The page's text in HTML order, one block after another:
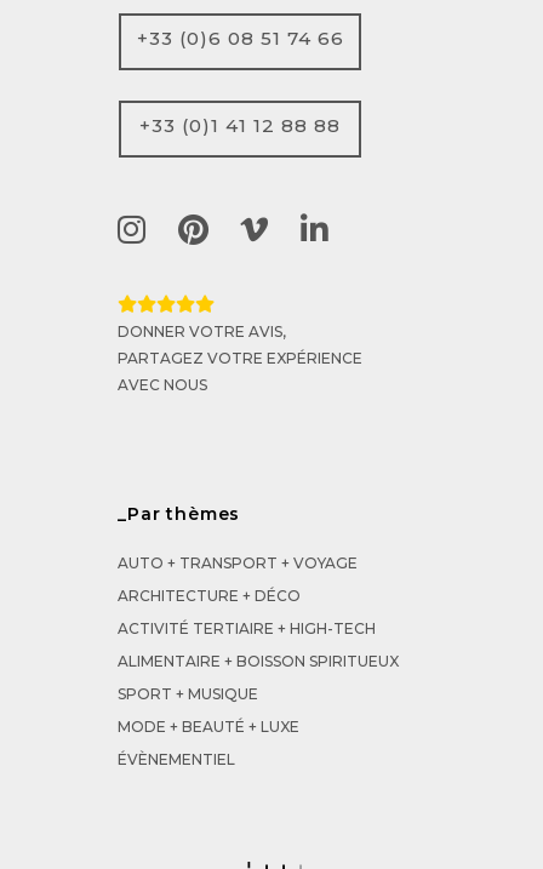
+33 (0)6 08 51 74 66
+33 (0)1 41 12 88 88
DONNER VOTRE AVIS,
PARTAGEZ VOTRE EXPÉRIENCE
AVEC NOUS
_Par thèmes
AUTO + TRANSPORT + VOYAGE
ARCHITECTURE + DÉCO
ACTIVITÉ TERTIAIRE + HIGH-TECH
ALIMENTAIRE + BOISSON SPIRITUEUX
SPORT + MUSIQUE
MODE + BEAUTÉ + LUXE
ÉVÈNEMENTIEL